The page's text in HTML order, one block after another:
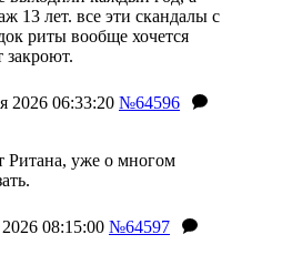
13 лет. все эти скандалы с
риты вообще хочется
закроют.
2026 06:33:20 №64596
Ритана, уже о многом
08:15:00 №64597